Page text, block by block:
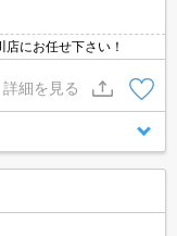
にお任せ下さい！
詳細を見る